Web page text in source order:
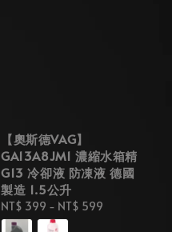
【奧斯德VAG】
GA13A8JM1 濃縮水箱精
G13 冷卻液 防凍液 德國
製造 1.5公升
Regular
price
NT$ 399 - NT$ 599